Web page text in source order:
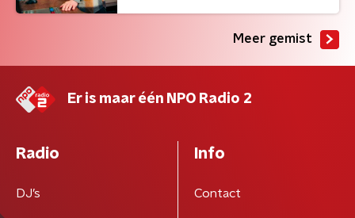
Meer gemist
Er is maar één NPO Radio 2
Radio
DJ’s
Info
Contact